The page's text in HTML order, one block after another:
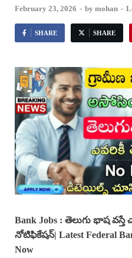
February 23, 2026 - by mohan -
SHARE SHARE
Bank Jobs : తెలుగు భాష
నోటిఫికేషన్| Latest Federal
Now